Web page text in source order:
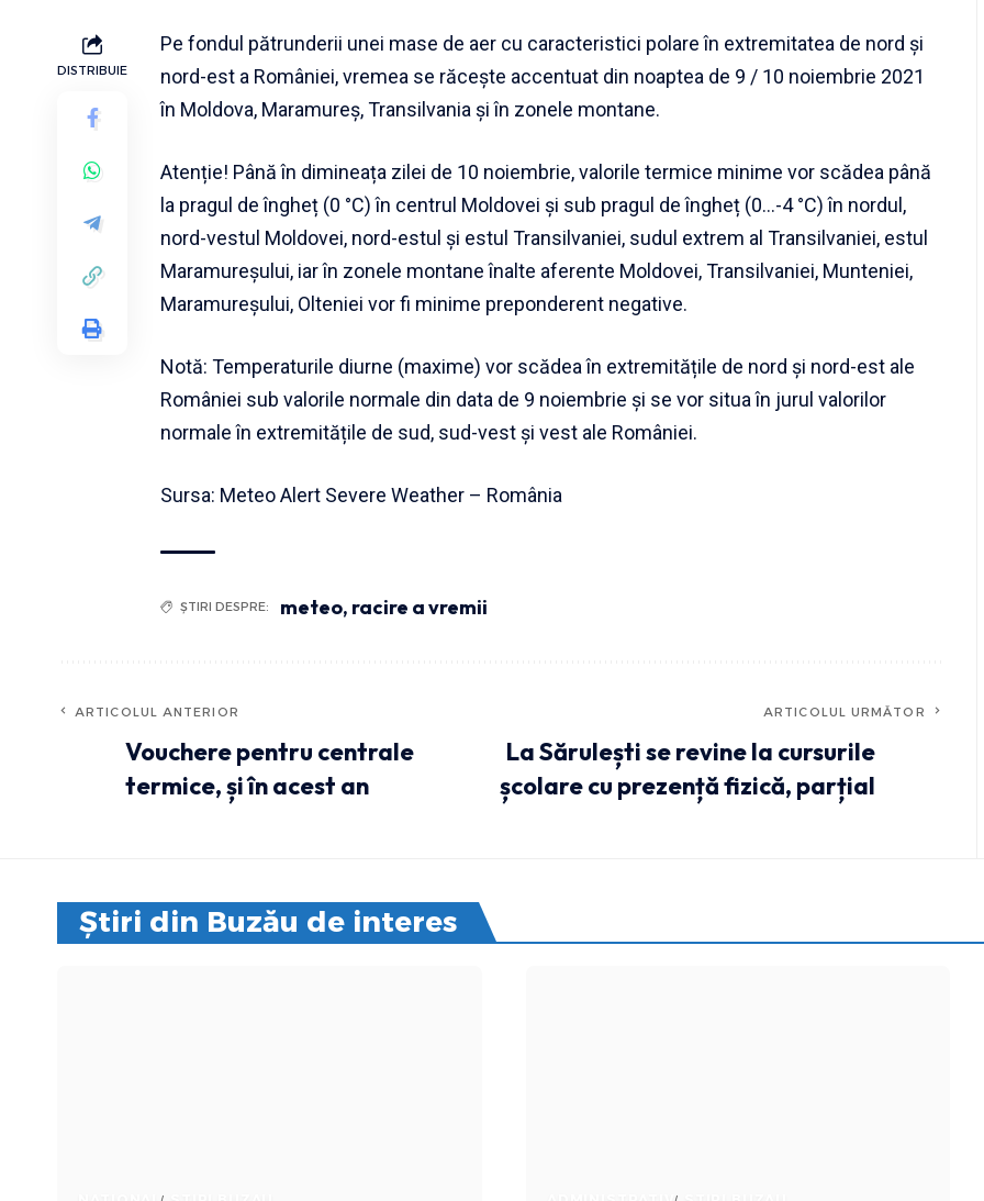
DISTRIBUIE
Pe fondul pătrunderii unei mase de aer cu caracteristici polare în extremitatea de nord și
nord-est a României, vremea se răcește accentuat din noaptea de 9 / 10 noiembrie 2021
în Moldova, Maramureș, Transilvania și în zonele montane.
Atenție! Până în dimineața zilei de 10 noiembrie, valorile termice minime vor scădea până
la pragul de îngheț (0 °C) în centrul Moldovei și sub pragul de îngheț (0…-4 °C) în nordul,
nord-vestul Moldovei, nord-estul și estul Transilvaniei, sudul extrem al Transilvaniei, estul
Maramureșului, iar în zonele montane înalte aferente Moldovei, Transilvaniei, Munteniei,
Maramureșului, Olteniei vor fi minime preponderent negative.
Notă: Temperaturile diurne (maxime) vor scădea în extremitățile de nord și nord-est ale
României sub valorile normale din data de 9 noiembrie și se vor situa în jurul valorilor
normale în extremitățile de sud, sud-vest și vest ale României.
Sursa: Meteo Alert Severe Weather – România
ȘTIRI DESPRE: meteo, racire a vremii
ARTICOLUL ANTERIOR
Vouchere pentru centrale
termice, și în acest an
ARTICOLUL URMĂTOR
La Sărulești se revine la cursurile
școlare cu prezență fizică, parțial
Știri din Buzău de interes